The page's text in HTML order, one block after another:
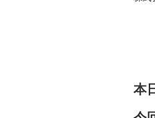
本